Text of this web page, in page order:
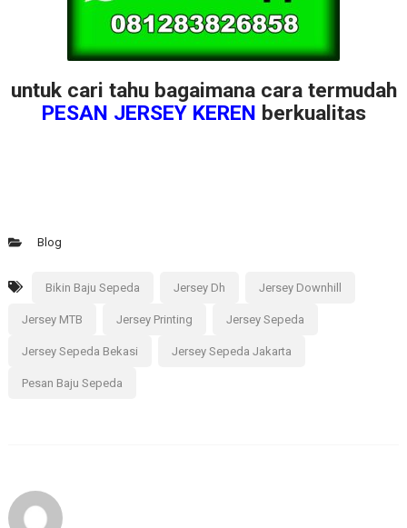
untuk cari tahu bagaimana cara termudah
PESAN JERSEY KEREN berkualitas
Blog
Bikin Baju Sepeda Jersey Dh Jersey Downhill
Jersey MTB Jersey Printing Jersey Sepeda
Jersey Sepeda Bekasi Jersey Sepeda Jakarta
Pesan Baju Sepeda